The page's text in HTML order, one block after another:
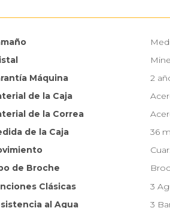
Máquina
2
de la Caja
de la Correa
de la Caja
36
de Broche
Clásicas
3
al Agua
3